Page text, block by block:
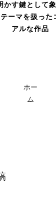
かす鍵として
ーマを扱った
アルな作品
ホー
ム